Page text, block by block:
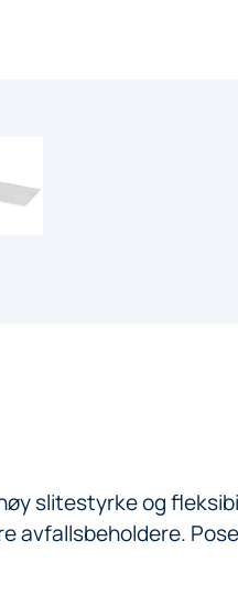
slitestyrke og
avfallsbeholdere.